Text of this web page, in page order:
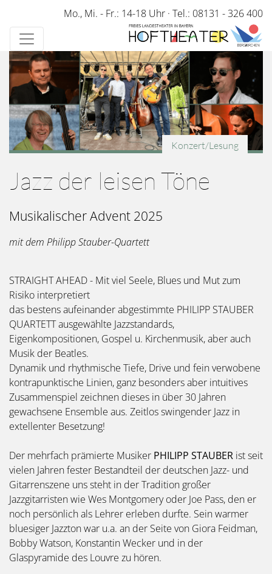
Direkt
zum
Inhalt
Mo., Mi. - Fr.: 14-18 Uhr · Tel.: 08131 - 326 400
Konzert/Lesung
Jazz der leisen Töne
Musikalischer Advent 2025
mit dem Philipp Stauber-Quartett
STRAIGHT AHEAD - Mit viel Seele, Blues und Mut zum
Risiko interpretiert
das bestens aufeinander abgestimmte PHILIPP STAUBER
QUARTETT ausgewählte Jazzstandards,
Eigenkompositionen, Gospel u. Kirchenmusik, aber auch
Musik der Beatles.
Dynamik und rhythmische Tiefe, Drive und fein verwobene
kontrapunktische Linien, ganz besonders aber intuitives
Zusammenspiel zeichnen dieses in über 30 Jahren
gewachsene Ensemble aus. Zeitlos swingender Jazz in
extellenter Besetzung!
Der mehrfach prämierte Musiker PHILIPP STAUBER ist seit
vielen Jahren fester Bestandteil der deutschen Jazz- und
Gitarrenszene uns steht in der Tradition großer
Jazzgitarristen wie Wes Montgomery oder Joe Pass, den er
noch persönlich als Lehrer erleben durfte. Sein warmer
bluesiger Jazzton war u.a. an der Seite von Giora Feidman,
Bobby Watson, Konstantin Wecker und in der
Glaspyramide des Louvre zu hören.